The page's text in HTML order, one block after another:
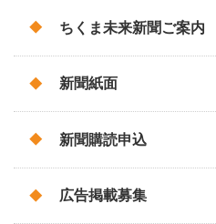
ちくま未来新聞ご案内
新聞紙面
新聞購読申込
広告掲載募集